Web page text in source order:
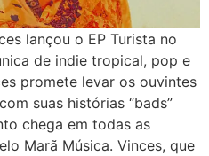
lançou o EP Turista no
de indie tropical, pop e
promete levar os ouvintes
suas histórias “bads”
chega em todas as
Marã Música. Vinces, que